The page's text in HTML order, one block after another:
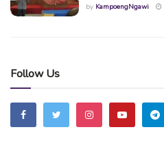
by KampoengNgawi
Follow Us